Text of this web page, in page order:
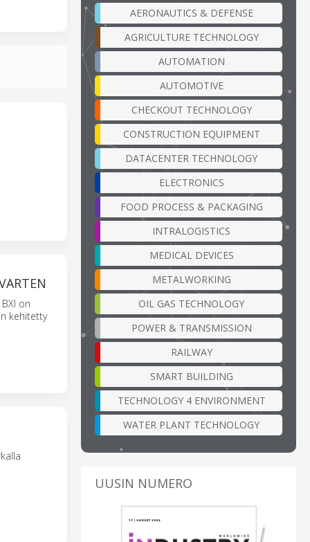
on
kehitetty
AERONAUTICS & DEFENSE
AGRICULTURE TECHNOLOGY
AUTOMATION
AUTOMOTIVE
CHECKOUT TECHNOLOGY
CONSTRUCTION EQUIPMENT
DATACENTER TECHNOLOGY
ELECTRONICS
FOOD PROCESS & PACKAGING
INTRALOGISTICS
MEDICAL DEVICES
METALWORKING
OIL GAS TECHNOLOGY
POWER & TRANSMISSION
RAILWAY
SMART BUILDING
TECHNOLOGY 4 ENVIRONMENT
WATER PLANT TECHNOLOGY
UUSIN NUMERO